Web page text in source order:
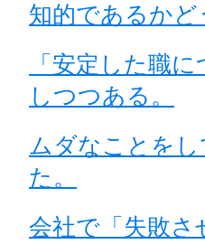
知的であるか
「安定した職
しつつある。
ムダなことを
た。
会社で「失敗